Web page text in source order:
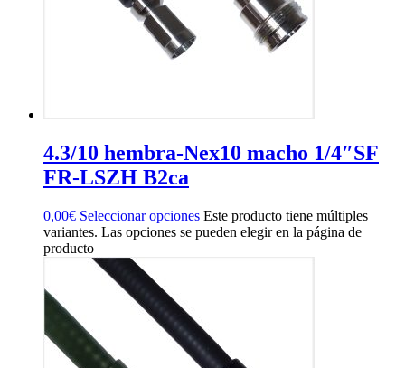
4.3/10 hembra-Nex10 macho 1/4″SF
FR-LSZH B2ca
0,00€ Seleccionar opciones Este producto tiene múltiples
variantes. Las opciones se pueden elegir en la página de
producto